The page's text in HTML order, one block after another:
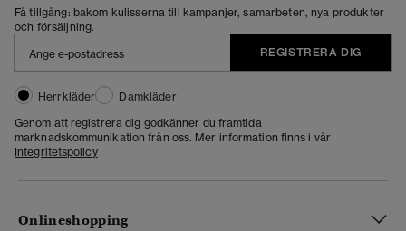
Få tillgång: bakom kulisserna till kampanjer, samarbeten, nya produkter
och försäljning.
REGISTRERA DIG
Herrkläder
Damkläder
Genom att registrera dig godkänner du framtida
marknadskommunikation från oss. Mer information finns i vår
Integritetspolicy
Onlineshopping